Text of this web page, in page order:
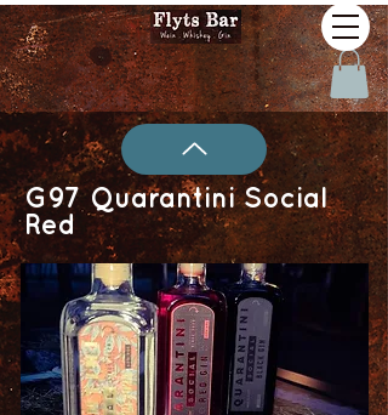
G97 Quarantini Social
Red